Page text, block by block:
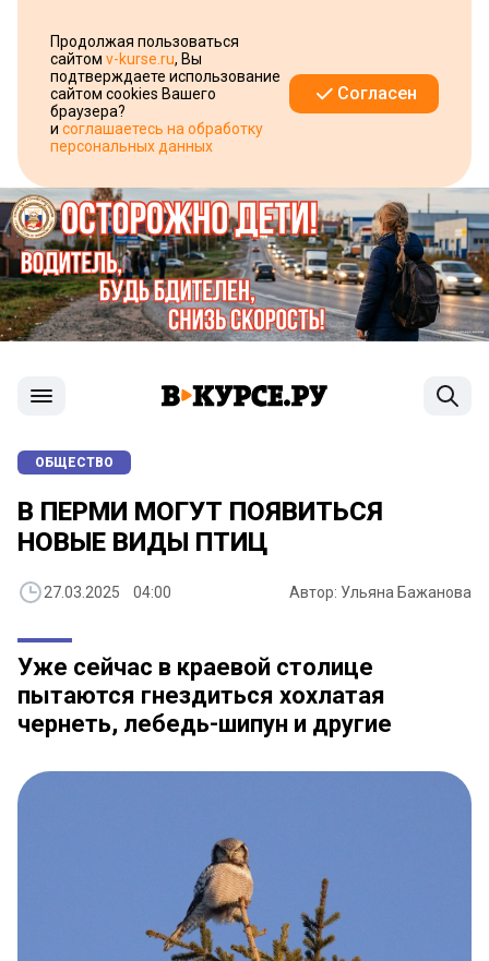
Продолжая пользоваться
сайтом v-kurse.ru, Вы
подтверждаете использование
сайтом cookies Вашего
браузера?
и соглашаетесь на обработку
персональных данных
Согласен
ОБЩЕСТВО
В ПЕРМИ МОГУТ ПОЯВИТЬСЯ
НОВЫЕ ВИДЫ ПТИЦ
27.03.2025 04:00 Автор: Ульяна Бажанова
Уже сейчас в краевой столице
пытаются гнездиться хохлатая
чернеть, лебедь-шипун и другие